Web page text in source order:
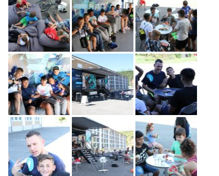
Netzwerk
Spenden
Jobs
Freiwilligenarbeit
News
Newsletter